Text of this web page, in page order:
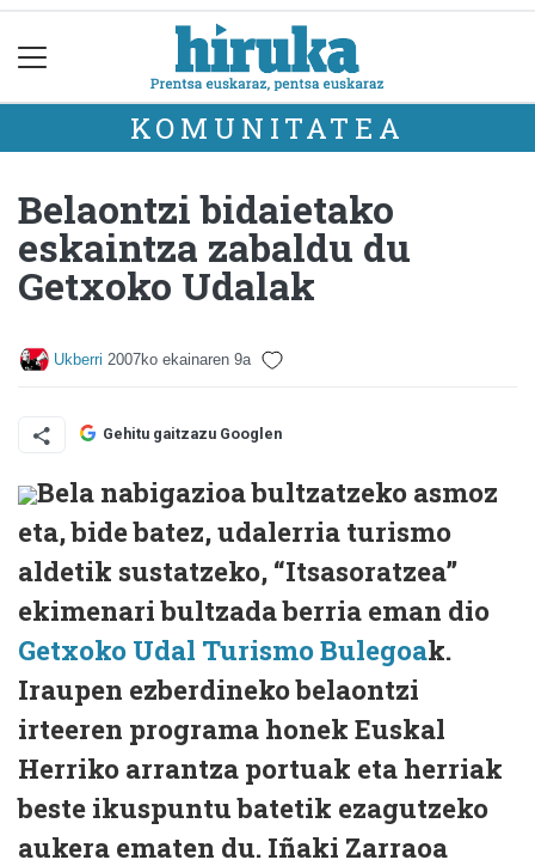
KOMUNITATEA
Belaontzi bidaietako
eskaintza zabaldu du
Getxoko Udalak
Ukberri 2007ko ekainaren 9a
Gehitu gaitzazu Googlen
Bela nabigazioa bultzatzeko asmoz
eta, bide batez, udalerria turismo
aldetik sustatzeko, “Itsasoratzea”
ekimenari bultzada berria eman dio
Getxoko Udal Turismo Bulegoak.
Iraupen ezberdineko belaontzi
irteeren programa honek Euskal
Herriko arrantza portuak eta herriak
beste ikuspuntu batetik ezagutzeko
aukera ematen du. Iñaki Zarraoa